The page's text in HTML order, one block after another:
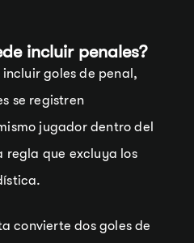
incluir penales?
goles de penal,
se registren
jugador dentro del
regla que excluya los
convierte dos goles de